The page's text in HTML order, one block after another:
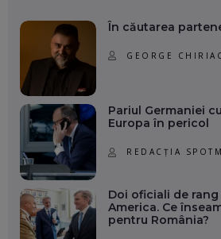
În căutarea
GEORGE
Pariul Germaniei
Europa în pericol
REDACȚIA
Doi oficiali de
America. Ce
pentru România?